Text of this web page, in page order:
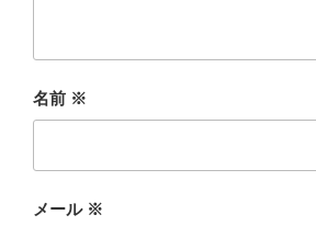
名前 ※
メール ※